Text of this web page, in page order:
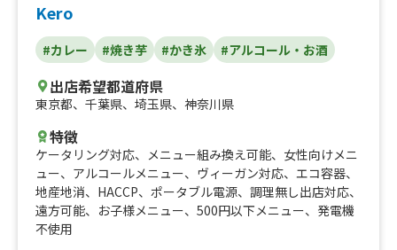
ール(ライム付き)、キッズドリンク(アップルorオレン
ジ)、ホットワイン、クリスマスラテ、スモークチキンのパ
ニーニ、アイススムージー、ベルギーワッフル、チュロ
ス、ホットドッグ、イタリアンドリンク、タピオカドリン
ク、エスプレッソアレンジコーヒー
Kero
#カレー #焼き芋 #かき氷 #アルコール・お酒
出店希望都道府県
東京都、 千葉県、 埼玉県、 神奈川県
特徴
ケータリング対応、 メニュー組み換え可能、 女性向けメニ
ュー、 アルコールメニュー、 ヴィーガン対応、 エコ容器、
地産地消、 HACCP、 ポータブル電源、 調理無し出店対応、
遠方可能、 お子様メニュー、 500円以下メニュー、 発電機
不使用